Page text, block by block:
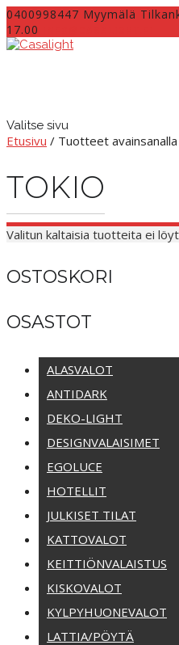
0400998447 Myymälä
17.00
Valitse sivu
Etusivu / Tuotteet avainsanalla
TOKIO
Valitun kaltaisia tuotteita ei
OSTOSKORI
OSASTOT
ALASVALOT
ANTIDARK
DEKO-LIGHT
DESIGNVALAISIMET
EGOLUCE
HOTELLIT
JULKISET TILAT
KATTOVALOT
KEITTIÖNVALAISTUS
KISKOVALOT
KYLPYHUONEVALOT
LATTIA/PÖYTÄ